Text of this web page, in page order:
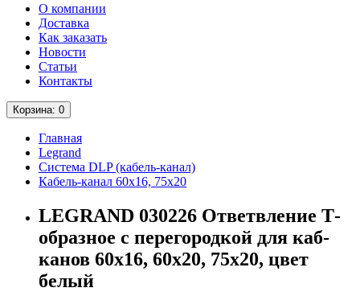
О компании
Доставка
Как заказать
Новости
Статьи
Контакты
Корзина: 0
Главная
Legrand
Система DLP (кабель-канал)
Кабель-канал 60х16, 75х20
LEGRAND 030226 Ответвление Т-
образное с перегородкой для каб-
канов 60х16, 60х20, 75х20, цвет
белый